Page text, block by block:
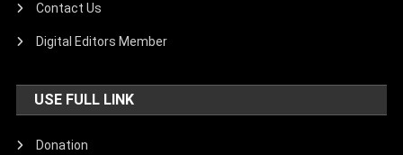
Contact Us
Digital Editors Member
USE FULL LINK
Donation